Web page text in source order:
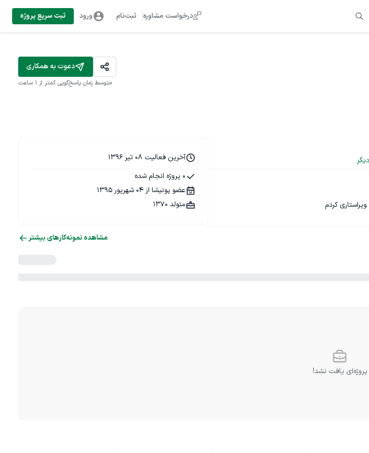
درخواست مشاوره ثبت‌نام ورود ثبت سریع پروژه
دعوت به همکاری
متوسط زمان پاسخ‌گویی کمتر از 1 ساعت
کردم
آخرین فعالیت 08 تیر 1396
0 پروژه انجام شده
عضو پونیشا از 04 شهریور 1395
متولد 1370
مشاهده نمونه‌کارهای بیشتر
پروژه‌ای یافت نشد!